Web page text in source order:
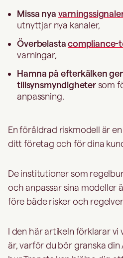
Missa nya
utnyttjar nya kanaler,
Överbelastacompliance-
varningar,
Hamna på efterkälken
tillsynsmyndighetersom
anpassning.
En föråldrad riskmodell är
ditt företag och för dina
De institutioner som
och anpassar sina modeller
före både risker och
I den här artikeln förklarar vi
är, varför du bör granska din